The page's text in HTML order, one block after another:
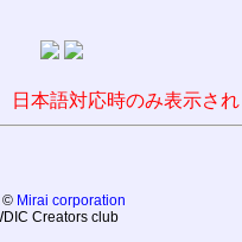
日本語対応時のみ表示さ
© Mirai corporation
Creators club